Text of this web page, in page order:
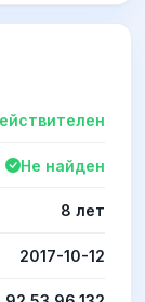
Не найден
8 лет
2017-10-12